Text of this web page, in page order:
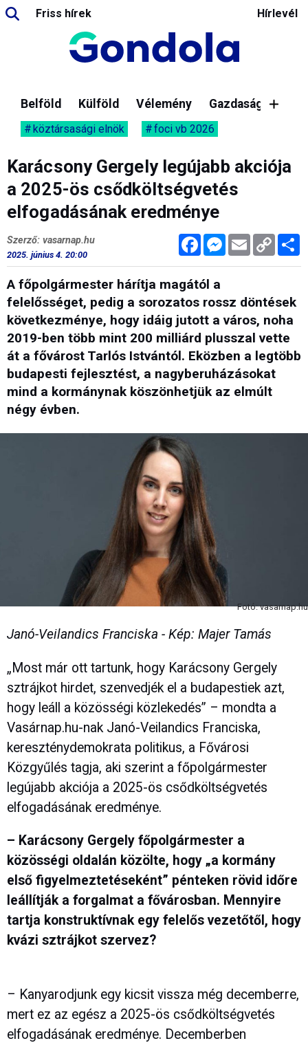
Friss hírek Hírlevél
Belföld Külföld Vélemény Gazdaság
köztársasági elnök foci vb 2026
Karácsony Gergely legújabb akciója
a 2025-ös csődköltségvetés
elfogadásának eredménye
FacebookMessenger
Email Copy
Link
Szerző: vasarnap.hu
2025. június 4. 20:00
A főpolgármester hárítja magától a
felelősséget, pedig a sorozatos rossz döntések
következménye, hogy idáig jutott a város, noha
2019-ben több mint 200 milliárd plusszal vette
át a fővárost Tarlós Istvántól. Eközben a legtöbb
budapesti fejlesztést, a nagyberuházásokat
mind a kormánynak köszönhetjük az elmúlt
négy évben.
Fotó: vasarnap.hu
Janó-Veilandics Franciska - Kép: Majer Tamás
„Most már ott tartunk, hogy Karácsony Gergely
sztrájkot hirdet, szenvedjék el a budapestiek azt,
hogy leáll a közösségi közlekedés” – mondta a
Vasárnap.hu-nak Janó-Veilandics Franciska,
kereszténydemokrata politikus, a Fővárosi
Közgyűlés tagja, aki szerint a főpolgármester
legújabb akciója a 2025-ös csődköltségvetés
elfogadásának eredménye.
– Karácsony Gergely főpolgármester a
közösségi oldalán közölte, hogy „a kormány
első figyelmeztetéseként” pénteken rövid időre
leállítják a forgalmat a fővárosban. Mennyire
tartja konstruktívnak egy felelős vezetőtől, hogy
kvázi sztrájkot szervez?
– Kanyarodjunk egy kicsit vissza még decemberre,
mert ez az egész a 2025-ös csődköltségvetés
elfogadásának eredménye. Decemberben